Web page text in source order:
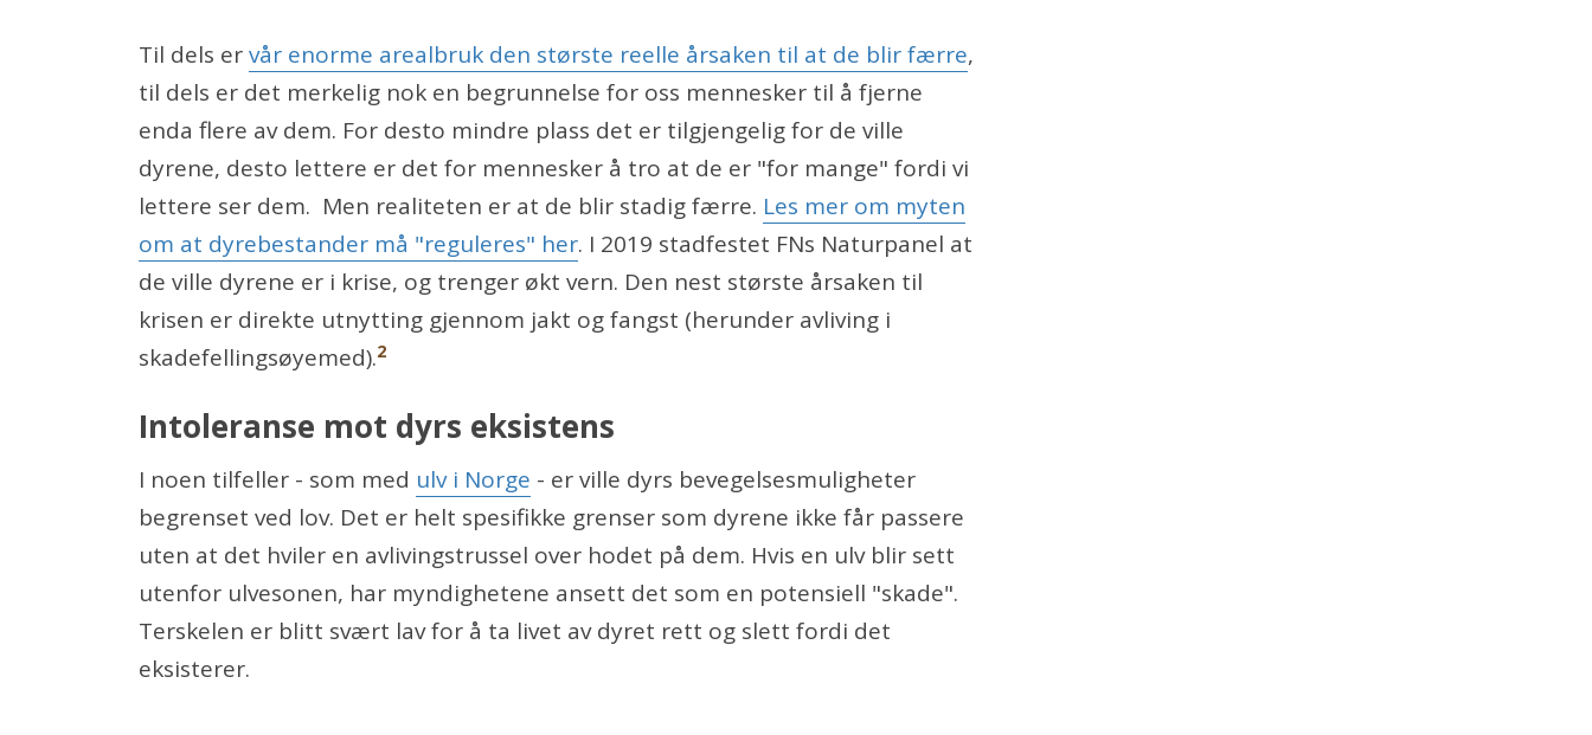
Til dels ervår enorme arealbruk den største reelle årsaken til at de blir færre,
til dels er det merkelig nok en begrunnelse for oss mennesker til å fjerne
enda flere av dem. For desto mindre plass det er tilgjengelig for de ville
dyrene, desto lettere er det for mennesker å tro at de er "for mange" fordi vi
lettere ser dem. Men realiteten er at de blir stadig færre. Les mer om myten
om at dyrebestander må "reguleres" her. I 2019 stadfestet FNs Naturpanel at
de ville dyrene er i krise, og trenger økt vern. Den nest største årsaken til
krisen er direkte utnytting gjennom jakt og fangst (herunder avliving i
skadefellingsøyemed).2
Intoleranse mot dyrs eksistens
I noen tilfeller - som med ulv i Norge - er ville dyrs bevegelsesmuligheter
begrenset ved lov. Det er helt spesifikke grenser som dyrene ikke får passere
uten at det hviler en avlivingstrussel over hodet på dem. Hvis en ulv blir sett
utenfor ulvesonen, har myndighetene ansett det som en potensiell "skade".
Terskelen er blitt svært lav for å ta livet av dyret rett og slett fordi det
eksisterer.